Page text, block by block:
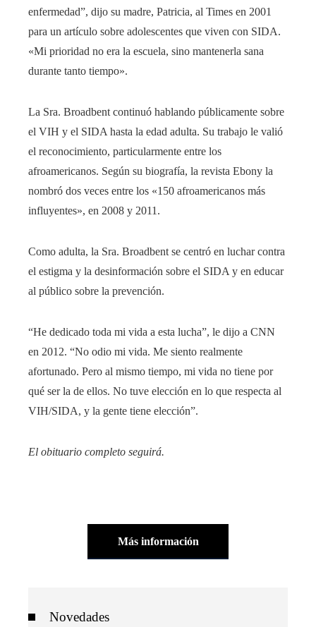
enfermedad”, dijo su madre, Patricia, al Times en 2001
para un artículo sobre adolescentes que viven con SIDA.
«Mi prioridad no era la escuela, sino mantenerla sana
durante tanto tiempo».
La Sra. Broadbent continuó hablando públicamente sobre
el VIH y el SIDA hasta la edad adulta. Su trabajo le valió
el reconocimiento, particularmente entre los
afroamericanos. Según su biografía, la revista Ebony la
nombró dos veces entre los «150 afroamericanos más
influyentes», en 2008 y 2011.
Como adulta, la Sra. Broadbent se centró en luchar contra
el estigma y la desinformación sobre el SIDA y en educar
al público sobre la prevención.
“He dedicado toda mi vida a esta lucha”, le dijo a CNN
en 2012. “No odio mi vida. Me siento realmente
afortunado. Pero al mismo tiempo, mi vida no tiene por
qué ser la de ellos. No tuve elección en lo que respecta al
VIH/SIDA, y la gente tiene elección”.
El obituario completo seguirá.
Más información
Novedades